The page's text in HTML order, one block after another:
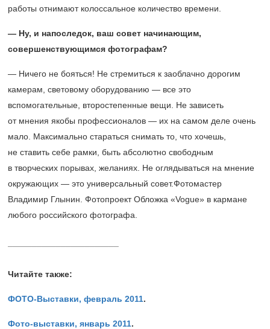
работы отнимают колоссальное количество времени.
— Ну, и напоследок, ваш совет начинающим,
совершенствующимся фотографам?
— Ничего не бояться! Не стремиться к заоблачно дорогим
камерам, световому оборудованию — все это
вспомогательные, второстепенные вещи. Не зависеть
от мнения якобы профессионалов — их на самом деле очень
мало. Максимально стараться снимать то, что хочешь,
не ставить себе рамки, быть абсолютно свободным
в творческих порывах, желаниях. Не оглядываться на мнение
окружающих — это универсальный совет.Фотомастер
Владимир Глынин. Фотопроект Обложка «Vogue» в кармане
любого российского фотографа.
Читайте также:
ФОТО-Выставки, февраль 2011.
Фото-выставки, январь 2011.